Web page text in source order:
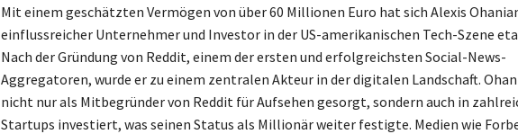
Mit einem geschätzten Vermögen von über 60 Millionen Euro hat sich Alexis
einflussreicher Unternehmer und Investor in der US-amerikanischen Tech-Szene
Nach der Gründung von Reddit, einem der ersten und erfolgreichsten Social-News-
Aggregatoren, wurde er zu einem zentralen Akteur in der digitalen Landschaft.
nicht nur als Mitbegründer von Reddit für Aufsehen gesorgt, sondern auch in
Startups investiert, was seinen Status als Millionär weiter festigte. Medien wie